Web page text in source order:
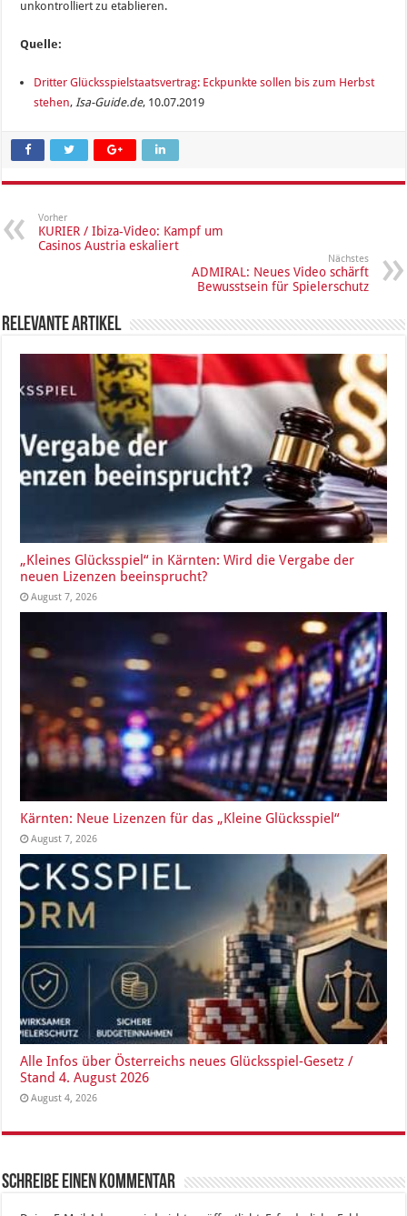
unkontrolliert zu etablieren.
Quelle:
Dritter Glücksspielstaatsvertrag: Eckpunkte sollen bis zum Herbst
stehen, Isa-Guide.de, 10.07.2019
Vorher
KURIER / Ibiza-Video: Kampf um
Casinos Austria eskaliert
Nächstes
ADMIRAL: Neues Video schärft
Bewusstsein für Spielerschutz
Relevante Artikel
„Kleines Glücksspiel“ in Kärnten: Wird die Vergabe der
neuen Lizenzen beeinsprucht?
August 7, 2026
Kärnten: Neue Lizenzen für das „Kleine Glücksspiel“
August 7, 2026
Alle Infos über Österreichs neues Glücksspiel-Gesetz /
Stand 4. August 2026
August 4, 2026
Schreibe einen Kommentar